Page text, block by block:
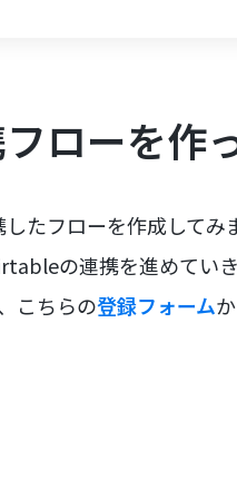
ローを作
たフローを作成してみ
の連携を進めてい
こちらの登録フォーム